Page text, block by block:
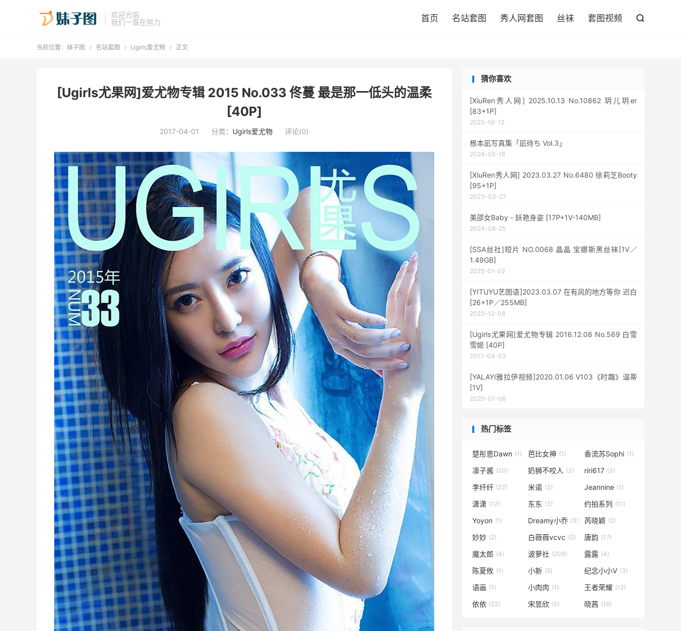
欢迎光临
我们一直在努力
首页 名站套图 秀人网套图 丝袜 套图视频 
当前位置： 妹子图  名站套图  Ugirls爱尤物  正文
[Ugirls尤果网]爱尤物专辑 2015 No.033 佟蔓 最是那一低头的温柔
[40P]
2017-04-01 分类： Ugirls爱尤物 评论(0)
猜你喜欢
[XiuRen秀人网] 2025.10.13 No.10862 玥儿玥er
[83+1P]
2025-10-13
根本凪写真集「凪待ち Vol.3」
2024-05-16
[XiuRen秀人网] 2023.03.27 No.6480 徐莉芝Booty
[95+1P]
2023-03-27
美邵女Baby - 妖艳身姿 [17P+1V-140MB]
2024-08-25
[SSA丝社]短片 NO.0068 晶晶 宝娜斯黑丝袜[1V／
1.49GB]
2025-01-02
[YITUYU艺图语]2023.03.07 在有风的地方等你 迟白
[26+1P／255MB]
2023-12-08
[Ugirls尤果网]爱尤物专辑 2016.12.08 No.569 白雪
雪姬 [40P]
2017-04-03
[YALAYI雅拉伊视频]2020.01.06 V103《时趣》温蒂
[1V]
2020-01-06
热门标签
楚彤恩Dawn (1) 芭比女神 (1) 香流苏Sophi (1)
凛子酱 (20) 奶狮不咬人 (3) riri617 (3)
李纤纤 (22) 米诺 (3) Jeannine (1)
潇潇 (12) 东东 (3) 约拍系列 (11)
Yoyon (1) Dreamy小乔 (3) 芮晓颖 (2)
妙妙 (2) 白薇薇vcvc (2) 唐韵 (17)
魔太郎 (4) 波萝社 (206) 露露 (4)
陈夏攸 (1) 小新 (5) 纪念小小V (3)
语画 (1) 小肉肉 (1) 王者荣耀 (12)
依依 (22) 宋昱欣 (5) 晓茜 (16)